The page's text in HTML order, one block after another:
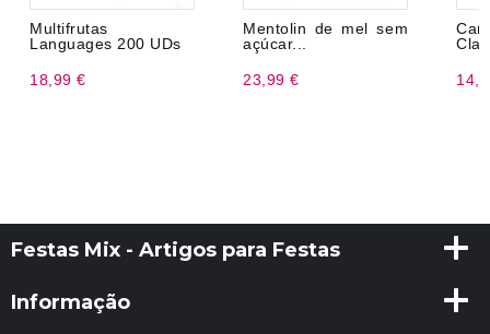
Multifrutas
Languages ​​200 UDs
18,99 €
Mentolin de mel sem
açúcar...
23,99 €
Festas Mix - Artigos para Festas
Informação